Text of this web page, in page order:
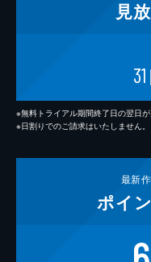
見
31
※無料トライアル期間終了日の翌日
※日割りでのご請求はいたしません。
最新
ポイ